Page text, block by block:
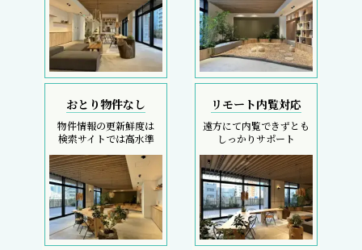
おとり物件なし
物件情報の更新鮮度は
検索サイトでは高水準
リモート内覧対応
遠方にて内覧できずとも
しっかりサポート